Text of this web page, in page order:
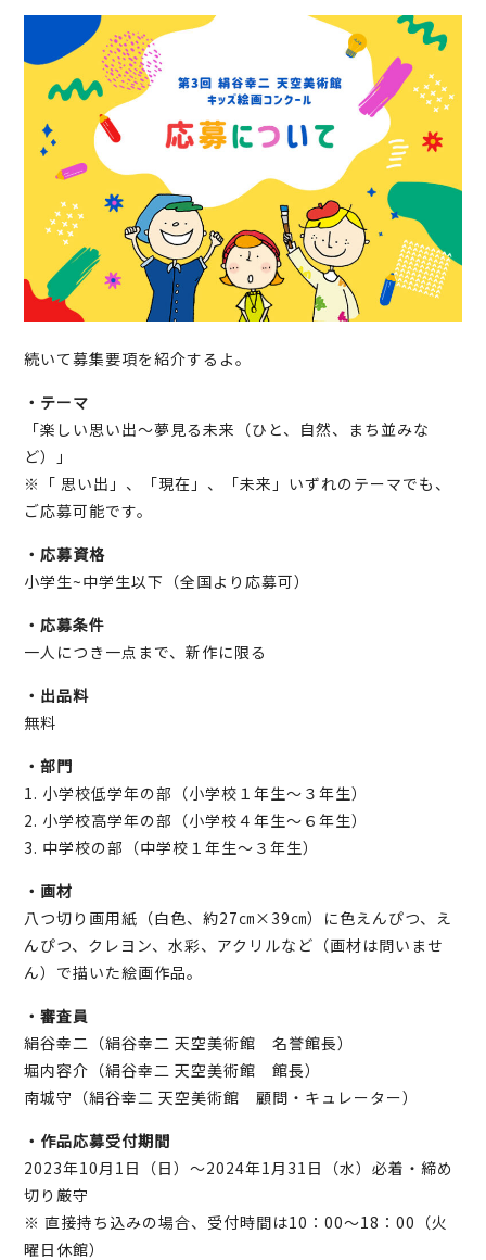
続いて募集要項を紹介するよ。
・テーマ
「楽しい思い出～夢見る未来（ひと、自然、まち並みな
ど）」
※「 思い出」、「現在」、「未来」いずれのテーマでも、
ご応募可能です。
・応募資格
小学生~中学生以下（全国より応募可）
・応募条件
一人につき一点まで、新作に限る
・出品料
無料
・部門
1. 小学校低学年の部（小学校１年生～３年生）
2. 小学校高学年の部（小学校４年生～６年生）
3. 中学校の部（中学校１年生～３年生）
・画材
八つ切り画用紙（白色、約27㎝×39㎝）に色えんぴつ、え
んぴつ、クレヨン、水彩、アクリルなど（画材は問いませ
ん）で描いた絵画作品。
・審査員
絹谷幸二（絹谷幸二 天空美術館 名誉館長）
堀内容介（絹谷幸二 天空美術館 館長）
南城守（絹谷幸二 天空美術館 顧問・キュレーター）
・作品応募受付期間
2023年10月1日（日）～2024年1月31日（水）必着・締め
切り厳守
※ 直接持ち込みの場合、受付時間は10：00～18：00（火
曜日休館）